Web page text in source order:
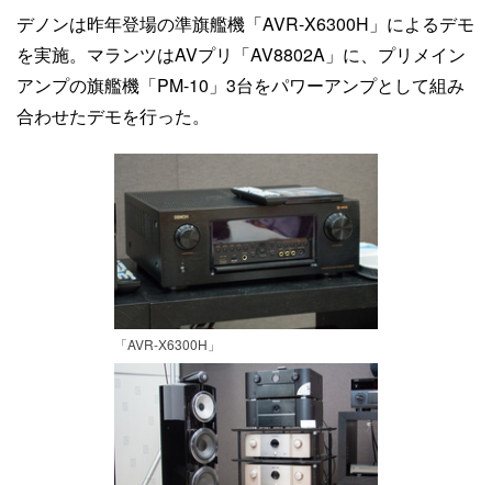
デノンは昨年登場の準旗艦機「AVR-X6300H」によるデモ
を実施。マランツはAVプリ「AV8802A」に、プリメイン
アンプの旗艦機「PM-10」3台をパワーアンプとして組み
合わせたデモを行った。
「AVR-X6300H」